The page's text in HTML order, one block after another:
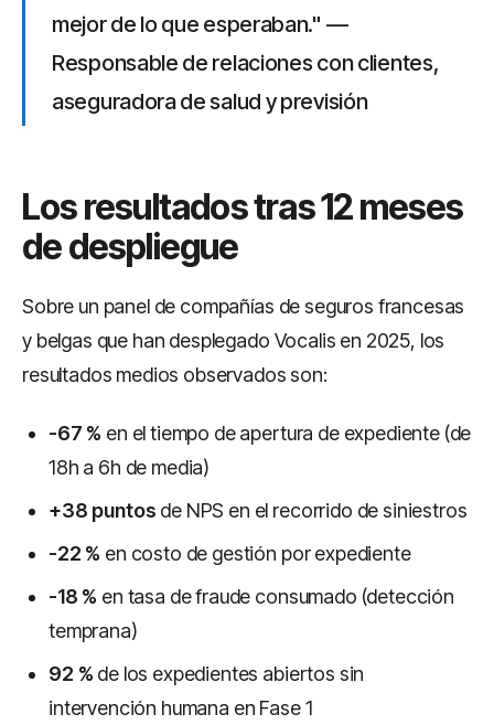
mejor de lo que esperaban." —
Responsable de relaciones con clientes,
aseguradora de salud y previsión
Los resultados tras 12 meses
de despliegue
Sobre un panel de compañías de seguros francesas
y belgas que han desplegado Vocalis en 2025, los
resultados medios observados son:
-67 % en el tiempo de apertura de expediente (de
18h a 6h de media)
+38 puntos de NPS en el recorrido de siniestros
-22 % en costo de gestión por expediente
-18 % en tasa de fraude consumado (detección
temprana)
92 % de los expedientes abiertos sin
intervención humana en Fase 1